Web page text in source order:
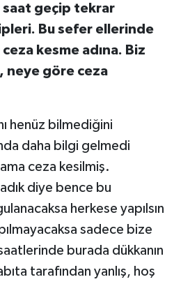
saat geçip tekrar
Bu sefer ellerinde
kesme adına. Biz
neye göre ceza
henüz bilmediğini
daha bilgi gelmedi
ceza kesilmiş.
diye bence bu
herkese yapılsın
sadece bize
burada dükkanın
tarafından yanlış, hoş